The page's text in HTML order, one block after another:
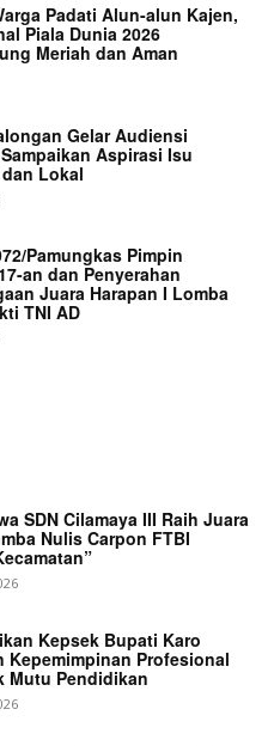
Padati Alun-alun Kajen,
Piala Dunia 2026
Meriah dan Aman
Gelar Audiensi
Aspirasi Isu
Lokal
Pamungkas Pimpin
an dan Penyerahan
Juara Harapan I Lomba
TNI AD
SDN Cilamaya III Raih Juara
Nulis Carpon FTBI
Kepsek Bupati Karo
Kepemimpinan Profesional
Mutu Pendidikan